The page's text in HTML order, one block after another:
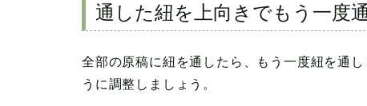
通した紐を上向きでもう一度
全部の原稿に紐を通したら、もう一度紐を通
うに調整しましょう。